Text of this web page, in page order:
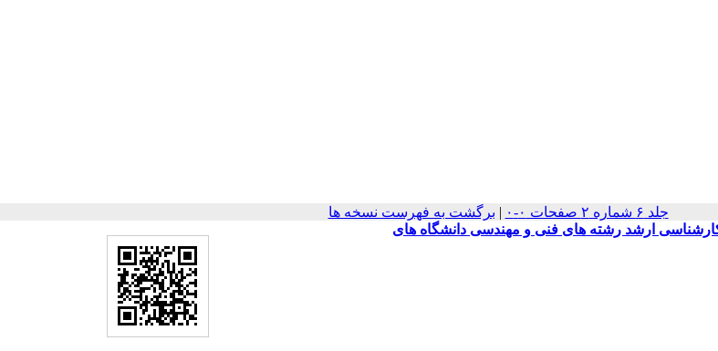
جلد ۶ شماره ۲ صفحات ۰-۰ | برگشت به فهرست نسخه ها
ارشد رشته های فنی و مهندسی دانشگاه های